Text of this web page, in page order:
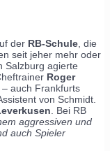
der RB-Schule, die
seit jeher mehr oder
Salzburg agierte
Roger
auch Frankfurts
von Schmidt.
. Bei RB
aggressiven und
auch Spieler